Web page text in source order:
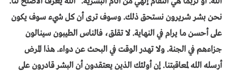
نحن بشر شريرون نستحق ذلك. وسوف ترى أن كل شيء سوف يكون
على أحسن ما يرام في النهاية. لا تقلق، فالناس الطيبون سينالون
جزاءهم في الجنة. ولا تهدر الوقت في البحث عن دواء. هذا المرض
أرسله الله لمعاقبتنا. إن أولئك الذين يعتقدون أن البشر قادرون على